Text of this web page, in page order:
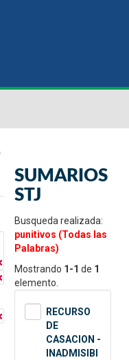
SUMARIOS
STJ
Busqueda realizada:
punitivos (Todas las
Palabras)
Mostrando 1-1 de 1
elemento.
RECURSO
DE
CASACION -
INADMISIBI